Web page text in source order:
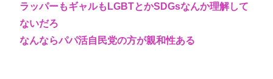
ラッパーもギャルもLGBTとかSDGsなんか理解して
ないだろ
なんならパパ活自民党の方が親和性ある